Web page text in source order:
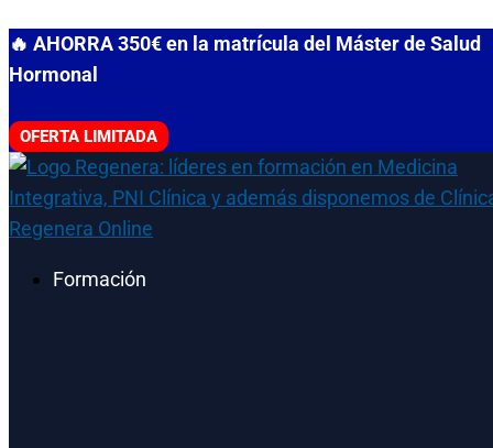
al
contenido
🔥 AHORRA 350€ en la matrícula del Máster de Salud
Hormonal
OFERTA LIMITADA
Formación